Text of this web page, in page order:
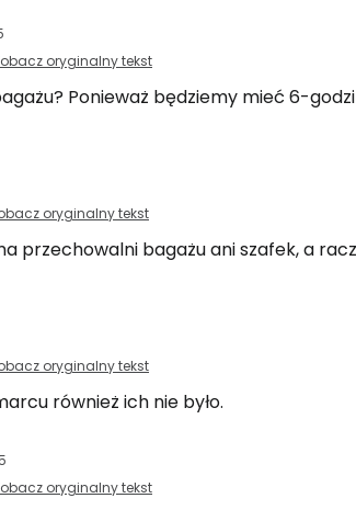
oryginalny tekst
Ponieważ będziemy mieć 6-
oryginalny tekst
przechowalni bagażu ani szafek, a
oryginalny tekst
również ich nie było.
oryginalny tekst